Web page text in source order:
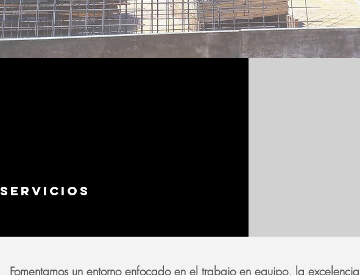
SERVICIOS
Fomentamos un entorno enfocado en el trabajo en equipo, la